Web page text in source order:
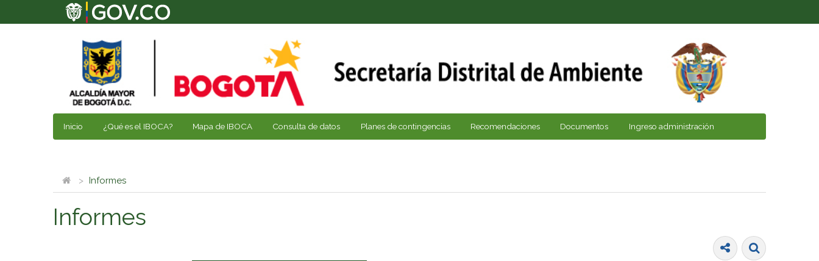
Inicio ¿Qué es el IBOCA? Mapa de IBOCA Consulta de datos Planes de contingencias Recomendaciones Documentos Ingreso administración
Informes
Informes